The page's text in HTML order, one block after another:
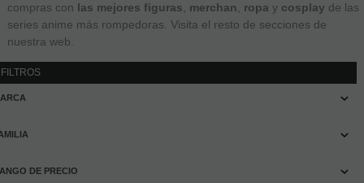
compras con las mejores figuras, merchan, ropa y cosplay de las
series anime más rompedoras. Visita el resto de secciones de
nuestra web.
FILTROS
DE PRECIO